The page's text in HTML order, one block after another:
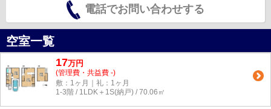
電話でお問い合わせする
空室一覧
17万円
(管理費・共益費 -)
敷：1ヶ月｜礼：1ヶ月
1-3階 / 1LDK＋1S(納戸) / 70.06㎡